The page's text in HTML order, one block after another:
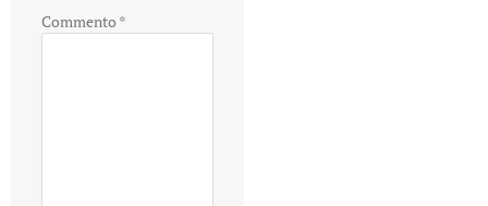
Commento *